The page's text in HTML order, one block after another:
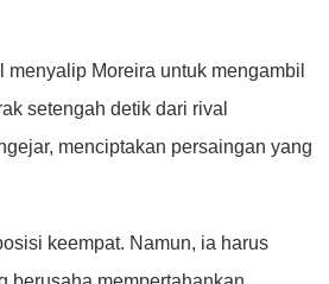
Moreira untuk mengambil
setengah detik dari rival
menciptakan persaingan yang
keempat. Namun, ia harus